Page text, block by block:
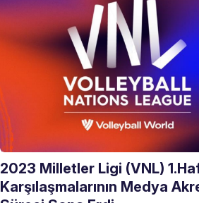
2023 Milletler Ligi (VNL)
Karşılaşmalarının Medya